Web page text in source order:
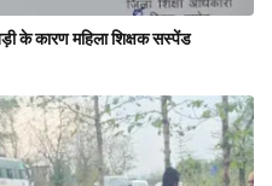
कारण महिला शिक्षक सस्पेंड